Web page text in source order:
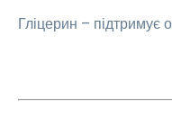
Гліцерин – підтримує